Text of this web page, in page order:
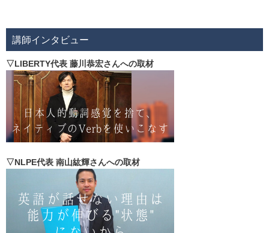
講師インタビュー
▽LIBERTY代表 藤川恭宏さんへの取材
▽NLPE代表 南山紘輝さんへの取材